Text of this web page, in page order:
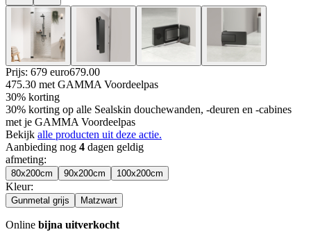
Prijs: 679 euro679.00
475.30 met GAMMA Voordeelpas
30% korting
30% korting op alle Sealskin douchewanden, -deuren en -cabines
met je GAMMA Voordeelpas
Bekijk alle producten uit deze actie.
Aanbieding nog 4 dagen geldig
afmeting:
80x200cm 90x200cm 100x200cm
Kleur:
Gunmetal grijs Matzwart
Online bijna uitverkocht